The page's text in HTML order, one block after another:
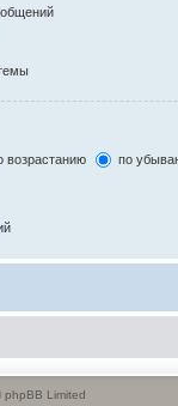
возрастанию по
Limited